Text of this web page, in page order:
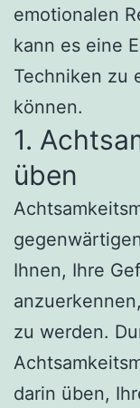
emotionalen
kann es eine
Techniken zu
können.
1.
üben
Ihnen, Ihre
zu werden.
darin üben,